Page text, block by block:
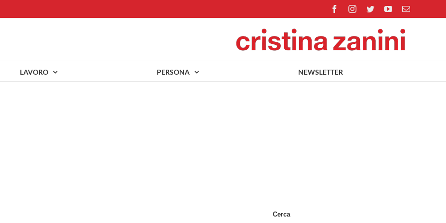
FacebookInstagram
TwitterYouTubeEmail
LAVORO PERSONA NEWSLETTER
Cerca